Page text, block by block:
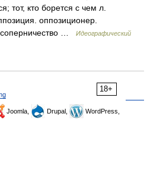
тот, кто борется с чем л.
оппозиционер.
…
Идеографический
18+
Joomla, Drupal,
WordPress,